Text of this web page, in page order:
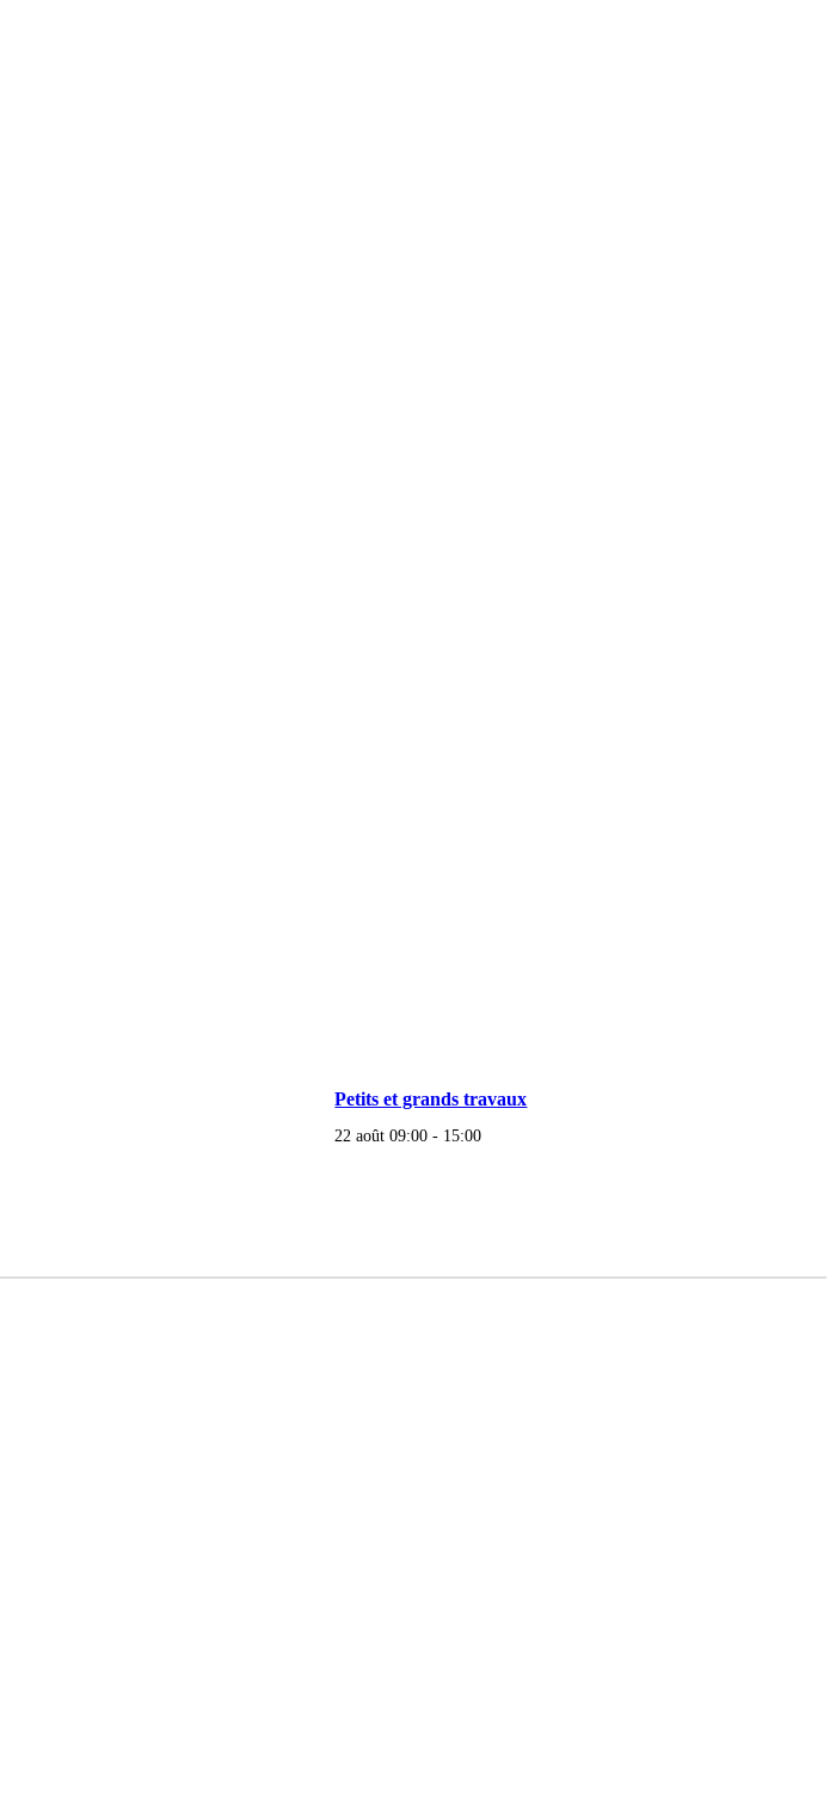
Petits et grands travaux
22 août 09:00 - 15:00